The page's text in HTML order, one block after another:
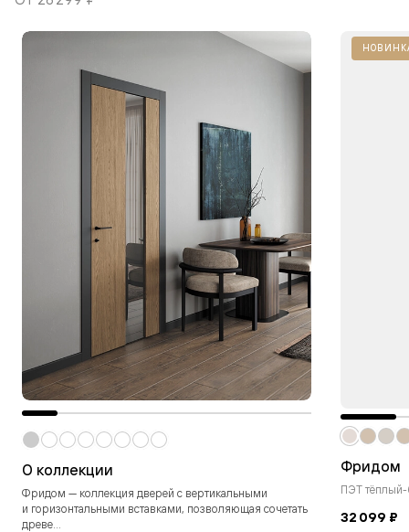
О коллекции
Фридом — коллекция дверей с вертикальными
и горизонтальными вставками, позволяющая сочетать
древе...
Фридом
ПЭТ
32 099 ₽